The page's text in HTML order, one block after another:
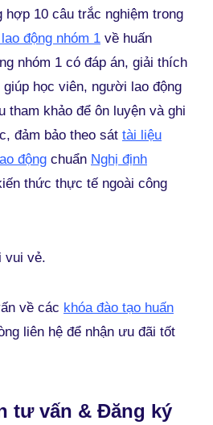
hợp 10 câu trắc nghiệm trong
động nhóm 1 về huấn
nhóm 1 có đáp án, giải thích
học viên, người lao động
tham khảo để ôn luyện và ghi
đảm bảo theo sát tài liệu
động chuẩn Nghị định
thức thực tế ngoài công
vui vẻ.
về các khóa đào tạo huấn
liên hệ để nhận ưu đãi tốt
tư vấn & Đăng ký